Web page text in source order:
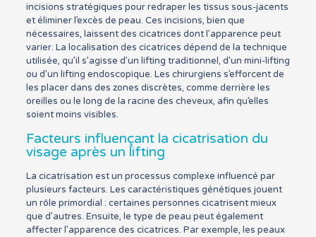
incisions stratégiques pour redraper les tissus sous-jacents
et éliminer l’excès de peau. Ces incisions, bien que
nécessaires, laissent des cicatrices dont l’apparence peut
varier. La localisation des cicatrices dépend de la technique
utilisée, qu’il s’agisse d’un lifting traditionnel, d’un mini-lifting
ou d’un lifting endoscopique. Les chirurgiens s’efforcent de
les placer dans des zones discrètes, comme derrière les
oreilles ou le long de la racine des cheveux, afin qu’elles
soient moins visibles.
Facteurs influençant la cicatrisation du
visage après un lifting
La cicatrisation est un processus complexe influencé par
plusieurs facteurs. Les caractéristiques génétiques jouent
un rôle primordial : certaines personnes cicatrisent mieux
que d’autres. Ensuite, le type de peau peut également
affecter l’apparence des cicatrices. Par exemple, les peaux